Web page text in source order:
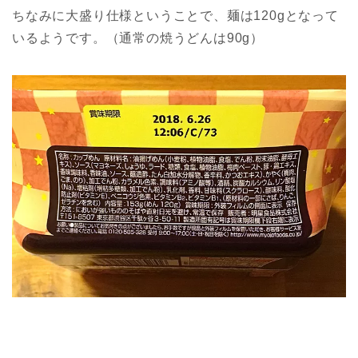
ちなみに大盛り仕様ということで、麺は120gとなって
いるようです。（通常の焼うどんは90g）